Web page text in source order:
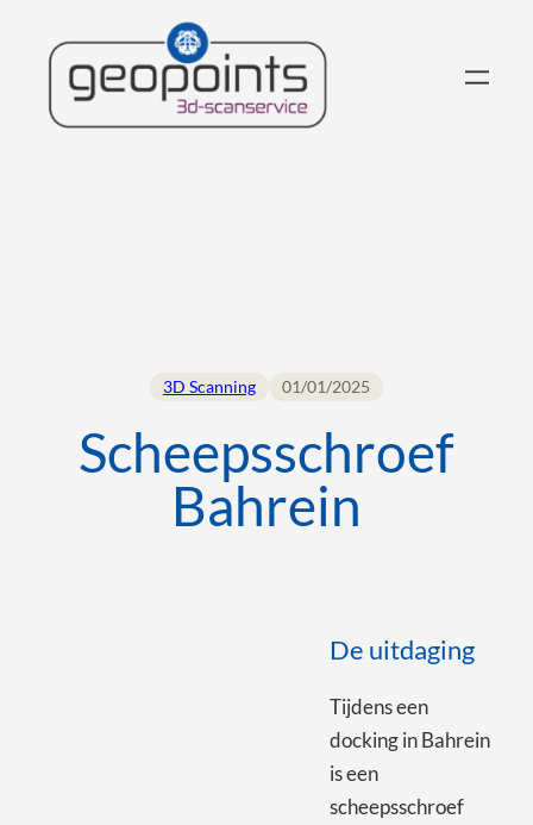
3D Scanning 01/01/2025
Scheepsschroef
Bahrein
De uitdaging
Tijdens een
docking in Bahrein
is een
scheepsschroef